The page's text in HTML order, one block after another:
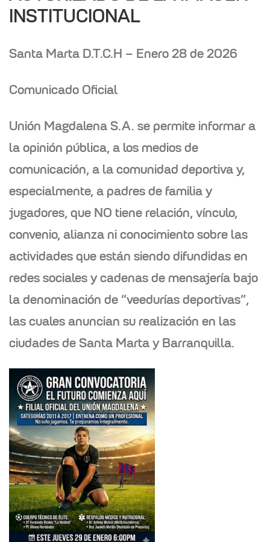
INSTITUCIONAL
Santa Marta D.T.C.H – Enero 28 de 2026
Comunicado Oficial
Unión Magdalena S.A. se permite informar a
la opinión pública, a los medios de
comunicación, a la comunidad deportiva y,
especialmente, a padres de familia y
jugadores, que NO tiene relación, vínculo,
convenio, alianza ni conocimiento sobre las
actividades que están siendo difundidas en
redes sociales y cadenas de mensajería bajo
la denominación de “veedurías deportivas”,
las cuales anuncian su realización en las
ciudades de Santa Marta y Barranquilla.